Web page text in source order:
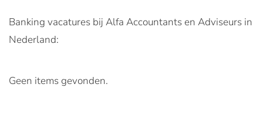
Banking vacatures bij Alfa Accountants en Adviseurs in
Nederland:
Geen items gevonden.